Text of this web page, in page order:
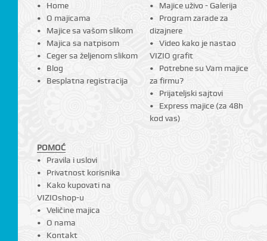
Home
O majicama
Majice sa vašom slikom
Majica sa natpisom
Ceger sa željenom slikom
Blog
Besplatna registracija
Majice uživo - Galerija
Program zarade za
dizajnere
Video kako je nastao
VIZIO grafit
Potrebne su Vam majice
za firmu?
Prijateljski sajtovi
Express majice (za 48h
kod vas)
POMOĆ
Pravila i uslovi
Privatnost korisnika
Kako kupovati na
VIZIOshop-u
Veličine majica
O nama
Kontakt